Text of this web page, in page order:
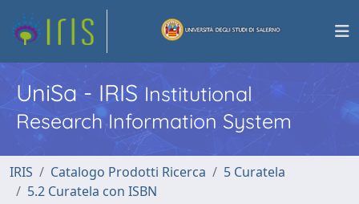
UniSa - IRISInstitutional
Research Information System
IRIS Catalogo Prodotti Ricerca
5 Curatela
5.2 Curatela con ISBN